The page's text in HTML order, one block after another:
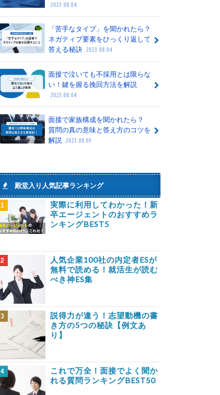
2023.08.04
「苦手なタイプ」を聞かれたら？
ネガティブ要素をひっくり返して
答える秘訣 2023.08.04
面接で泣いても不採用とは限らな
い！鍵を握る挽回方法を解説
2023.08.04
面接で家族構成を聞かれたら？
質問の真の意味と答え方のコツを
解説
2023.08.03
殿堂入り人気記事ランキング
1
実際に利用してわかった！新
卒エージェントのおすすめラ
ンキングBEST5
2
人気企業100社の内定者ESが
無料で読める！就活生が読む
べき神ES集
3
説得力が違う！志望動機の書
き方の5つの秘訣【例文あ
り】
4
これで万全！面接でよく聞か
れる質問ランキングBEST50